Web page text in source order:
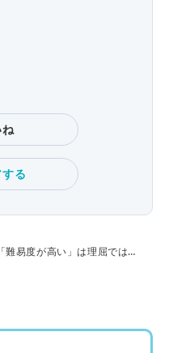
る
「難易度が高い」は理屈では変ですが…